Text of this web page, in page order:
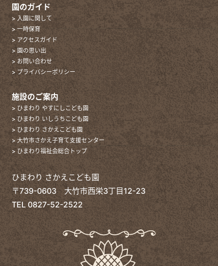
園のガイド
> 入園に関して
> 一時保育
> アクセスガイド
> 園の思い出
> お問い合わせ
> プライバシーポリシー
施設のご案内
> ひまわり やすにしこども園
> ひまわり いしうちこども園
> ひまわり さかえこども園
> 大竹市さかえ子育て支援センター
> ひまわり福祉会総合トップ
ひまわり さかえこども園
〒739-0603 大竹市西栄3丁目12-23
TEL0827-52-2522